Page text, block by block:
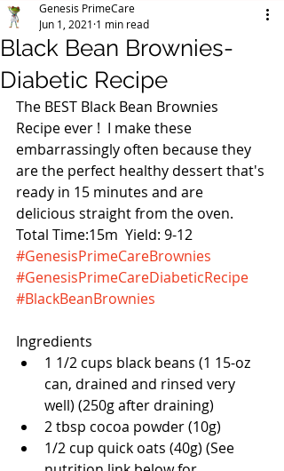
Black Bean Brownies-
Diabetic Recipe
Genesis PrimeCare
Jun 1, 2021 1 min read
The BEST Black Bean Brownies
Recipe ever !  I make these
embarrassingly often because they
are the perfect healthy dessert that's
ready in 15 minutes and are
delicious straight from the oven.
Total Time:15m  Yield: 9-12
#GenesisPrimeCareBrownies
#GenesisPrimeCareDiabeticRecipe
#BlackBeanBrownies
Ingredients
1 1/2 cups black beans (1 15-oz
can, drained and rinsed very
well) (250g after draining)
2 tbsp cocoa powder (10g)
1/2 cup quick oats (40g) (See